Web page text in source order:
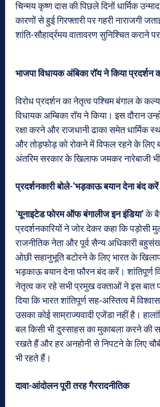
चिन्मय कृष्ण दास की पिछले दिनों धार्मिक
कारणों से हुई गिरफ्तारी पर गहरी नाराजगी
शांति-सौहार्द्रमय वातावरण सुनिश्चित कराने
भाजपा विधायक अंबिका रॉय ने किया प्रदर्शन
विरोध प्रदर्शन का नेतृत्व पश्चिम बंगाल के
विधायक अम्बिका रॉय ने किया। इस दौरान
रक्षा करने और राजधानी ढाका समेत धार्मिक
और तोड़फोड़ को रोकने में विफल रहने के लिए
अंतरिम सरकार के खिलाफ जमकर नारेबाजी
प्रदर्शनकारी बोले-‘भड़काऊ बयान देना बंद करें
‘यूनाइटेड फोरम ऑफ बंगालीज इन इंडिया’के
प्रदर्शनकारियों ने जोर देकर कहा कि पड़ोसी
राजनीतिक नेता और पूर्व सैन्य अधिकारी
ओछी सहानुभूति बटोरने के लिए भारत के
भड़काऊ बयान देना फौरन बंद करें। शांतिपूर्ण
नेतृत्व कर रहे सभी प्रमुख वक्ताओं ने इस बात
दिया कि भारत शांतिपूर्ण सह-अस्तित्व में
उसका कोई साम्राज्यवादी एजेंडा नहीं है।
बल किसी भी दुस्साहस का मुकाबला करने की
रखते हैं और हर अनहोनी से निपटने के लिए
भी रहते हैं।
दावा-आंदोलन पूरी तरह गैररादनीतिक